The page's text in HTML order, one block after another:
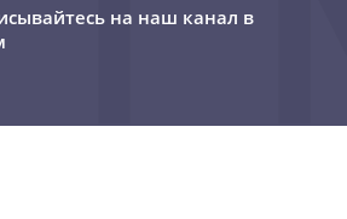
на наш канал в